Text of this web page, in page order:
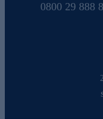
0800 29 888